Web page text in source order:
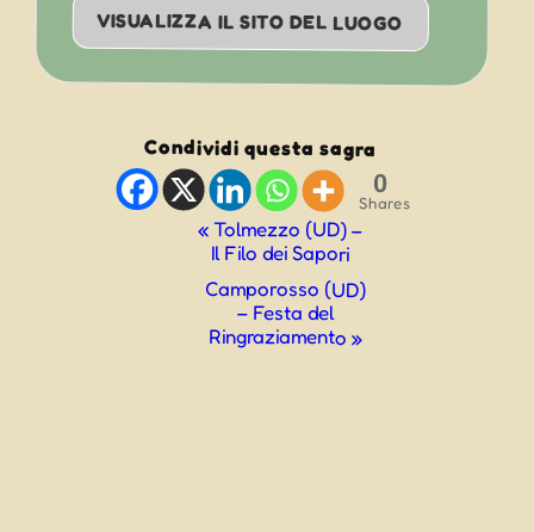
VISUALIZZA IL SITO DEL LUOGO
Condividi questa sagra
0
Shares
«Tolmezzo (UD) –
Il Filo dei Sapori
Camporosso (UD)
– Festa del
Ringraziamento »